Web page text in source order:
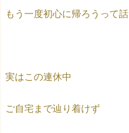
もう一度初心に帰ろうって話
実はこの連休中
ご自宅まで辿り着けず